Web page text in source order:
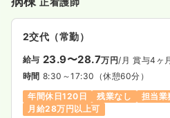
2交代（常勤）
給与 23.9〜28.7万円/月 賞与4ヶ
時間 8:30～17:30 （休憩60分）
年間休日120日
残業なし
担当業
月給28万円以上可